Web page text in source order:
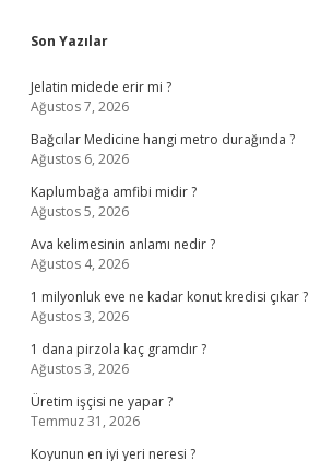
Sidebar
Son Yazılar
Jelatin midede erir mi ?
Ağustos 7, 2026
Bağcılar Medicine hangi metro durağında ?
Ağustos 6, 2026
Kaplumbağa amfibi midir ?
Ağustos 5, 2026
Ava kelimesinin anlamı nedir ?
Ağustos 4, 2026
1 milyonluk eve ne kadar konut kredisi çıkar ?
Ağustos 3, 2026
1 dana pirzola kaç gramdır ?
Ağustos 3, 2026
Üretim işçisi ne yapar ?
Temmuz 31, 2026
Koyunun en iyi yeri neresi ?